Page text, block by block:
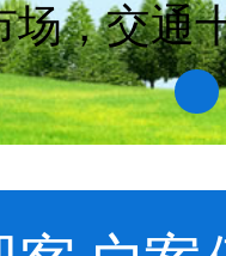
年通过
1